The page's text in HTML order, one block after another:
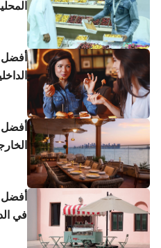
المحلية
أفضل
أفضل
في